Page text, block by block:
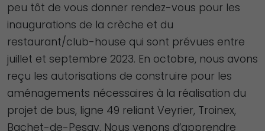
peu tôt de vous donner rendez-vous pour les
inaugurations de la crèche et du
restaurant/club-house qui sont prévues entre
juillet et septembre 2023. En octobre, nous avons
reçu les autorisations de construire pour les
aménagements nécessaires à la réalisation du
projet de bus, ligne 49 reliant Veyrier, Troinex,
Bachet-de-Pesay. Nous venons d’apprendre